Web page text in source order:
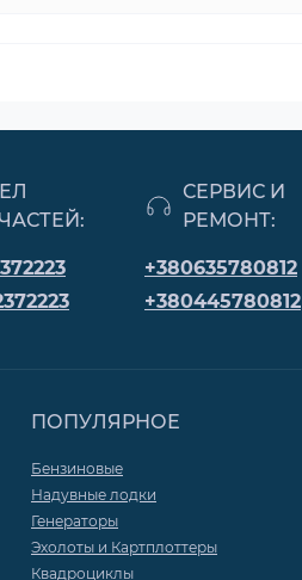
СЕРВИС И
РЕМОНТ:
+380635780812
+380445780812
ПОПУЛЯРНОЕ
Бензиновые
Надувные лодки
Генераторы
Эхолоты и Картплоттеры
Квадроциклы